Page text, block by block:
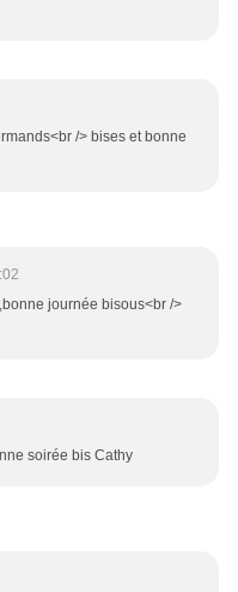
/> bises et bonne
journée bisous<br />
soirée bis Cathy